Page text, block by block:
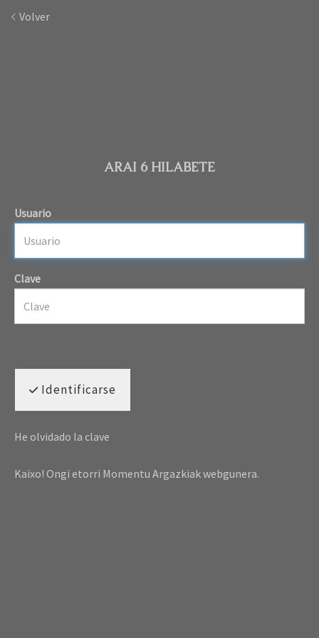
Volver
ARAI 6 HILABETE
Usuario
Clave
Identificarse
He olvidado la clave
Kaixo! Ongi etorri Momentu Argazkiak webgunera.